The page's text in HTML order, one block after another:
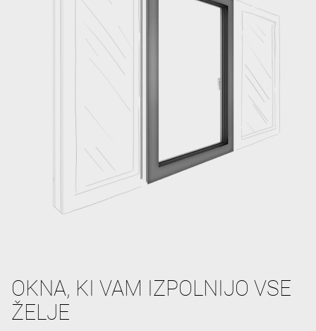
OKNA, KI VAM IZPOLNIJO VSE
ŽELJE